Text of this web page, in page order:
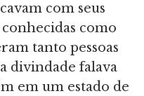
com seus
como
tanto pessoas
divindade falava
em um estado de